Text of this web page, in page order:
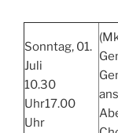
Sonntag, 01.
Juli
10.30
Uhr17.00
Uhr